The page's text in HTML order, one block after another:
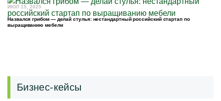
ИЮЛ 15, 2025
Назвался грибом — делай стулья: нестандартный российский стартап по
выращиванию мебели
Бизнес-кейсы